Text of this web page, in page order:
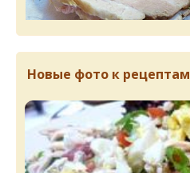
Новые фото к рецептам